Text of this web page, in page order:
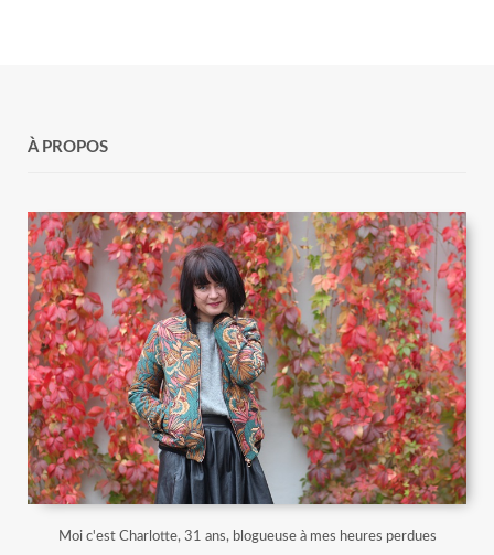
À PROPOS
Moi c'est Charlotte, 31 ans, blogueuse à mes heures perdues